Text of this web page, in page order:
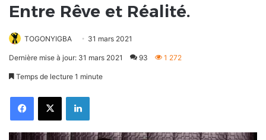
Entre Rêve et Réalité.
TOGONYIGBA 31 mars 2021
Dernière mise à jour: 31 mars 2021 93 1 272
Temps de lecture 1 minute
FacebookX Linkedin